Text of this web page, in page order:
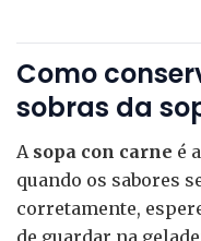
Como
sobras da
A sopa con carne é
quando os sabores
corretamente,
de guardar na